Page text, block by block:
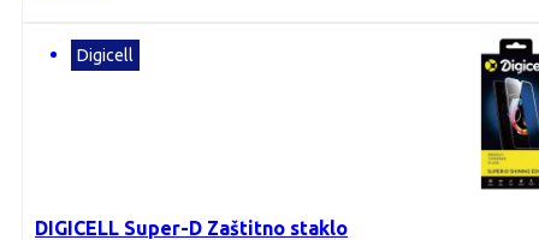
DIGICELL Super-D Zaštitno staklo
Digicell